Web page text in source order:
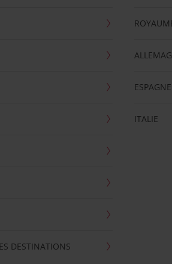
DESTINATIONS
ESPAGNE
ITALIE